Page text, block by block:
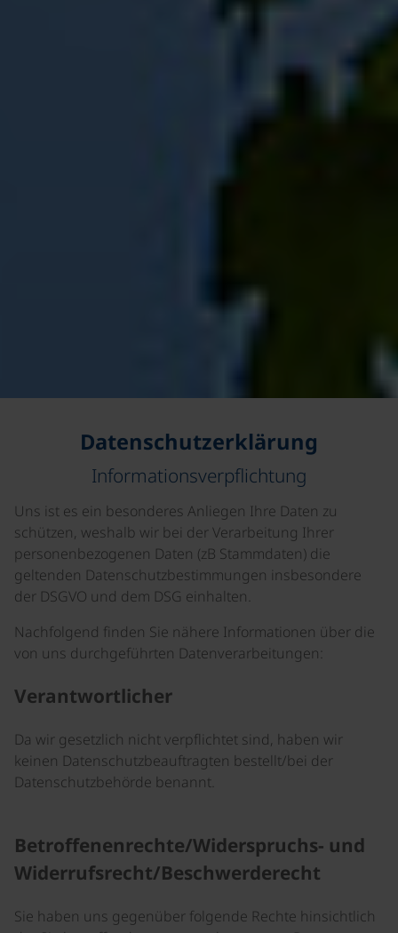
Datenschutzerklärung
Informationsverpflichtung
Uns ist es ein besonderes Anliegen Ihre Daten zu
schützen, weshalb wir bei der Verarbeitung Ihrer
personenbezogenen Daten (zB Stammdaten) die
geltenden Datenschutzbestimmungen insbesondere
der DSGVO und dem DSG einhalten.
Nachfolgend finden Sie nähere Informationen über die
von uns durchgeführten Datenverarbeitungen:
Verantwortlicher
Da wir gesetzlich nicht verpflichtet sind, haben wir
keinen Datenschutzbeauftragten bestellt/bei der
Datenschutzbehörde benannt.
Betroffenenrechte/Widerspruchs- und
Widerrufsrecht/Beschwerderecht
Sie haben uns gegenüber folgende Rechte hinsichtlich